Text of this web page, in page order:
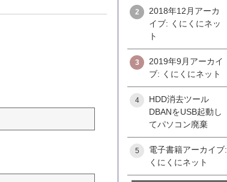
2
2018年12月アーカ
イブ: くにくにネッ
ト
3
2019年9月アーカイ
ブ: くにくにネット
4
HDD消去ツール
DBANをUSB起動し
てパソコン廃棄
5
電子書籍アーカイブ:
くにくにネット